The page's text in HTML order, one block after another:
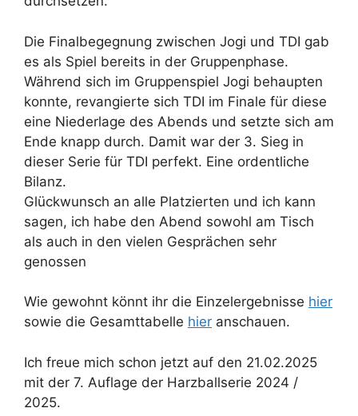
Die Finalbegegnung zwischen Jogi und TDI gab
es als Spiel bereits in der Gruppenphase.
Während sich im Gruppenspiel Jogi behaupten
konnte, revangierte sich TDI im Finale für diese
eine Niederlage des Abends und setzte sich am
Ende knapp durch. Damit war der 3. Sieg in
dieser Serie für TDI perfekt. Eine ordentliche
Bilanz.
Glückwunsch an alle Platzierten und ich kann
sagen, ich habe den Abend sowohl am Tisch
als auch in den vielen Gesprächen sehr
genossen
Wie gewohnt könnt ihr die Einzelergebnisse hier
sowie die Gesamttabelle hier anschauen.
Ich freue mich schon jetzt auf den 21.02.2025
mit der 7. Auflage der Harzballserie 2024 /
2025.